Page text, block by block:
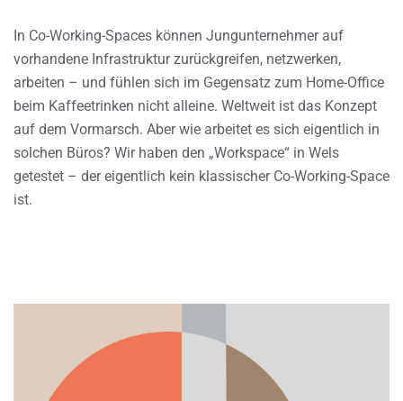
In Co-Working-Spaces können Jungunternehmer auf
vorhandene Infrastruktur zurückgreifen, netzwerken,
arbeiten – und fühlen sich im Gegensatz zum Home-Office
beim Kaffeetrinken nicht alleine. Weltweit ist das Konzept
auf dem Vormarsch. Aber wie arbeitet es sich eigentlich in
solchen Büros? Wir haben den „Workspace“ in Wels
getestet – der eigentlich kein klassischer Co-Working-Space
ist.